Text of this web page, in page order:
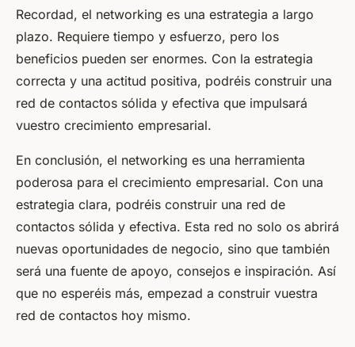
Recordad, el networking es una estrategia a largo
plazo. Requiere tiempo y esfuerzo, pero los
beneficios pueden ser enormes. Con la estrategia
correcta y una actitud positiva, podréis construir una
red de contactos sólida y efectiva que impulsará
vuestro crecimiento empresarial.
En conclusión, el networking es una herramienta
poderosa para el crecimiento empresarial. Con una
estrategia clara, podréis construir una red de
contactos sólida y efectiva. Esta red no solo os abrirá
nuevas oportunidades de negocio, sino que también
será una fuente de apoyo, consejos e inspiración. Así
que no esperéis más, empezad a construir vuestra
red de contactos hoy mismo.